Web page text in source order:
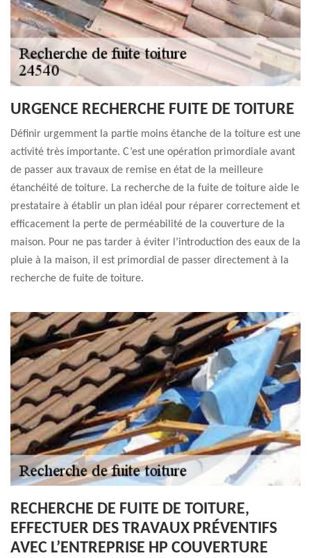
URGENCE RECHERCHE FUITE DE TOITURE
Définir urgemment la partie moins étanche de la toiture est une
activité très importante. C’est une opération primordiale avant
de passer aux travaux de remise en état de la meilleure
étanchéité de toiture. La recherche de la fuite de toiture aide le
prestataire à établir un plan idéal pour réparer correctement et
efficacement la perte de perméabilité de la couverture de la
maison. Pour ne pas tarder à éviter l’introduction des eaux de la
pluie à la maison, il est primordial de passer directement à la
recherche de fuite de toiture.
RECHERCHE DE FUITE DE TOITURE,
EFFECTUER DES TRAVAUX PRÉVENTIFS
AVEC L’ENTREPRISE HP COUVERTURE